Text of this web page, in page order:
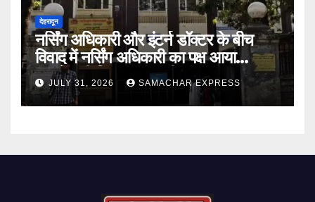
देहरादून
नर्सिंग अधिकारी और इंटर्न डॉक्टर के बीच
विवाद में नर्सिंग अधिकारी का पक्ष आया
सामने,करी निष्पक्ष जांच की मांग
JULY 31, 2026 SAMACHAR EXPRESS